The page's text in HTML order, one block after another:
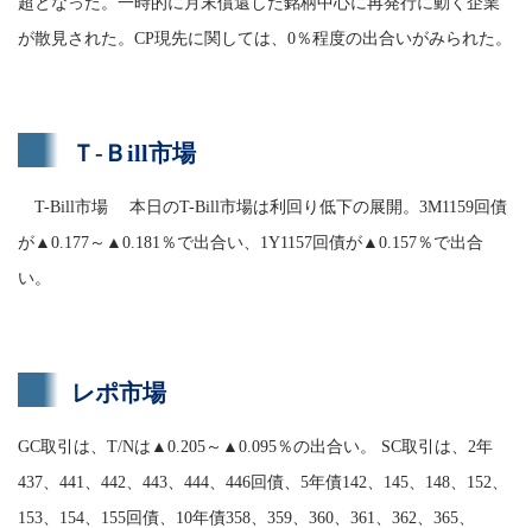
が散見された。CP現先に関しては、0％程度の出合いがみられた。
Ｔ-Ｂill市場
T-Bill市場 本日のT-Bill市場は利回り低下の展開。3M1159回債
が▲0.177～▲0.181％で出合い、1Y1157回債が▲0.157％で出合
い。
レポ市場
GC取引は、T/Nは▲0.205～▲0.095％の出合い。 SC取引は、2年
437、441、442、443、444、446回債、5年債142、145、148、152、
153、154、155回債、10年債358、359、360、361、362、365、